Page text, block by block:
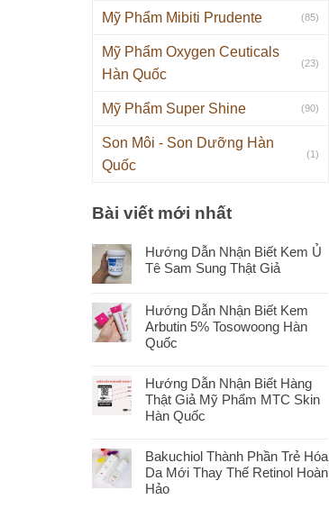
Mỹ Phẩm Mibiti Prudente (85)
Mỹ Phẩm Oxygen Ceuticals
Hàn Quốc
(23)
Mỹ Phẩm Super Shine (90)
Son Môi - Son Dưỡng Hàn
Quốc
(1)
Bài viết mới nhất
Hướng Dẫn Nhận Biết Kem Ủ
Tê Sam Sung Thật Giả
Hướng Dẫn Nhận Biết Kem
Arbutin 5% Tosowoong Hàn
Quốc
Hướng Dẫn Nhận Biết Hàng
Thật Giả Mỹ Phẩm MTC Skin
Hàn Quốc
Bakuchiol Thành Phần Trẻ Hóa
Da Mới Thay Thế Retinol Hoàn
Hảo